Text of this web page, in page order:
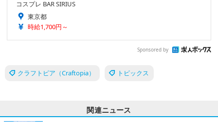
コスプレ BAR SIRIUS
東京都
時給1,700円～
Sponsored by
クラフトピア（Craftopia） トピックス
関連ニュース